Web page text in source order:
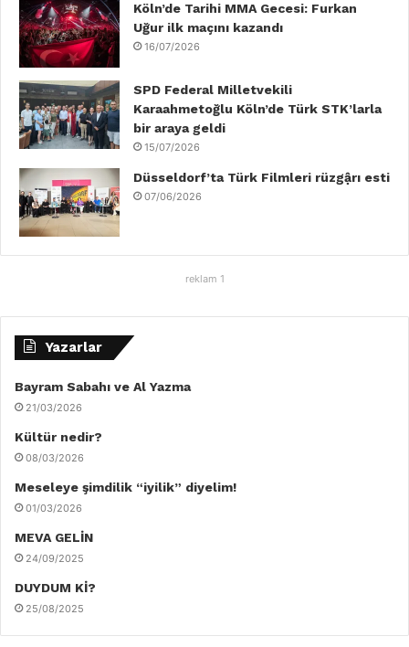
Köln’de Tarihi MMA Gecesi: Furkan
Uğur ilk maçını kazandı
16/07/2026
SPD Federal Milletvekili
Karaahmetoğlu Köln’de Türk STK’larla
bir araya geldi
15/07/2026
Düsseldorf’ta Türk Filmleri rüzgậrı esti
07/06/2026
reklam 1
Yazarlar
Bayram Sabahı ve Al Yazma
21/03/2026
Kültür nedir?
08/03/2026
Meseleye şimdilik “iyilik” diyelim!
01/03/2026
MEVA GELİN
24/09/2025
DUYDUM Kİ?
25/08/2025